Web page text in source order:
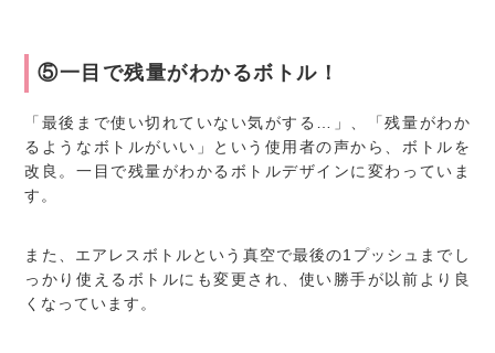
⑤一目で残量がわかるボトル！
「最後まで使い切れていない気がする…」、「残量がわか
るようなボトルがいい」という使用者の声から、ボトルを
改良。一目で残量がわかるボトルデザインに変わっていま
す。
また、エアレスボトルという真空で最後の1プッシュまでし
っかり使えるボトルにも変更され、使い勝手が以前より良
くなっています。